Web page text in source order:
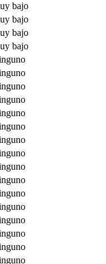
bajo
bajo
bajo
bajo